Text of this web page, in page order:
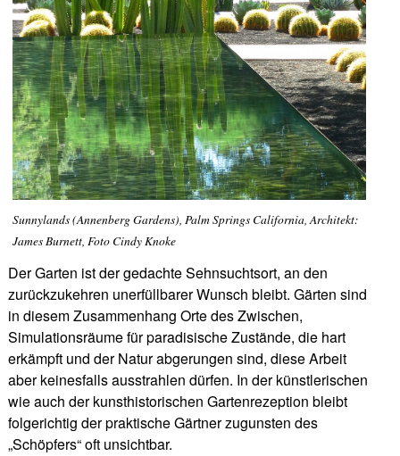
Sunnylands (Annenberg Gardens), Palm Springs California, Architekt:
James Burnett, Foto Cindy Knoke
Der Garten ist der gedachte Sehnsuchtsort, an den
zurückzukehren unerfüllbarer Wunsch bleibt. Gärten sind
in diesem Zusammenhang Orte des Zwischen,
Simulationsräume für paradisische Zustände, die hart
erkämpft und der Natur abgerungen sind, diese Arbeit
aber keinesfalls ausstrahlen dürfen. In der künstlerischen
wie auch der kunsthistorischen Gartenrezeption bleibt
folgerichtig der praktische Gärtner zugunsten des
„Schöpfers“ oft unsichtbar.